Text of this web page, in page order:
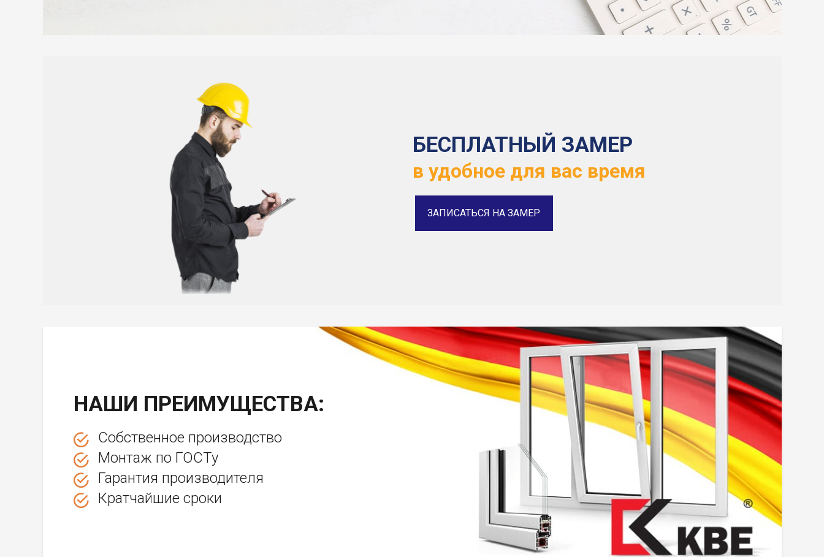
БЕСПЛАТНЫЙ ЗАМЕР
в удобное для вас время
ЗАПИСАТЬСЯ НА ЗАМЕР
НАШИ ПРЕИМУЩЕСТВА:
Собственное производство
Монтаж по ГОСТу
Гарантия производителя
Кратчайшие сроки